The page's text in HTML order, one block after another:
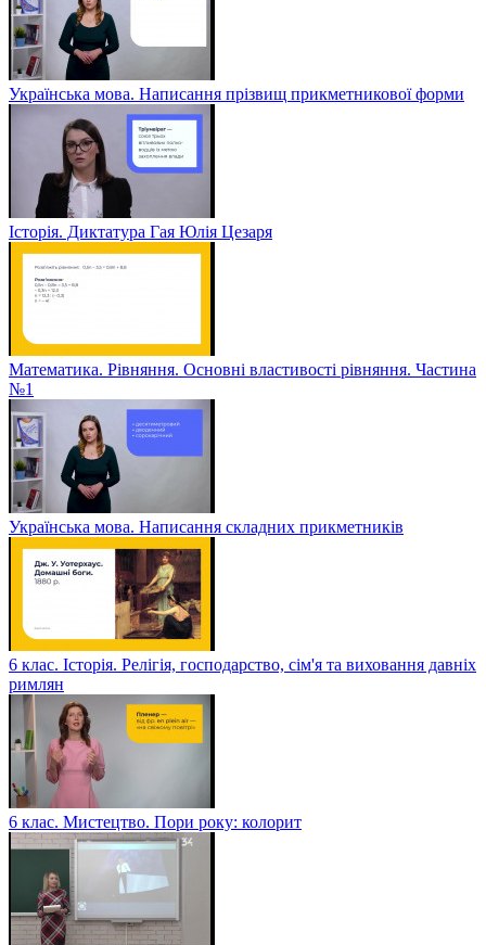
Українська мова. Написання прізвищ прикметникової форми
Історія. Диктатура Гая Юлія Цезаря
Математика. Рівняння. Основні властивості рівняння. Частина
№1
Українська мова. Написання складних прикметників
6 клас. Історія. Релігія, господарство, сім'я та виховання давніх
римлян
6 клас. Мистецтво. Пори року: колорит